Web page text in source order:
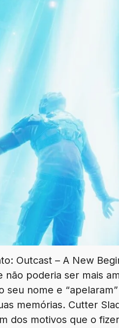
Outcast – A New
não poderia ser mais
seu nome e
memórias. Cutter
dos motivos que o